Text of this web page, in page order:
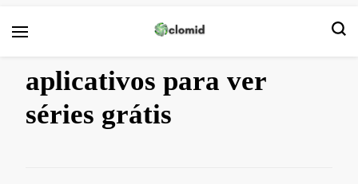
aplicativos para ver
séries grátis